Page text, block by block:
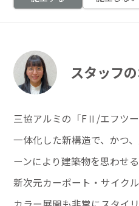
スタッフ
三協アルミの「FⅡ/エフツ
一体化した新構造で、かつ
ーンにより建築物を思わせ
新次元カーポート・サイクル